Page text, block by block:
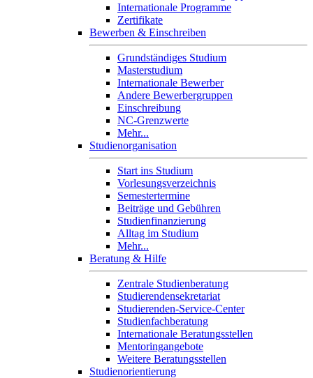
Internationale Programme
Zertifikate
Bewerben & Einschreiben
Grundständiges Studium
Masterstudium
Internationale Bewerber
Andere Bewerbergruppen
Einschreibung
NC-Grenzwerte
Mehr...
Studienorganisation
Start ins Studium
Vorlesungsverzeichnis
Semestertermine
Beiträge und Gebühren
Studienfinanzierung
Alltag im Studium
Mehr...
Beratung & Hilfe
Zentrale Studienberatung
Studierendensekretariat
Studierenden-Service-Center
Studienfachberatung
Internationale Beratungsstellen
Mentoringangebote
Weitere Beratungsstellen
Studienorientierung